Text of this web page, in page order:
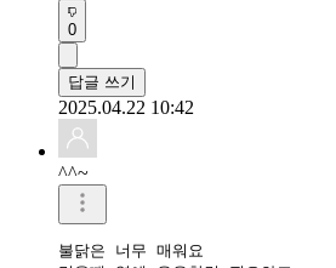
0
답글 쓰기
2025.04.22 10:42
^^~
불닭은 너무 매워요